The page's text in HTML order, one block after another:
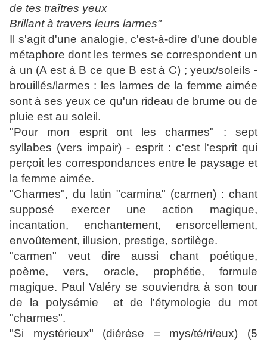
de tes traîtres yeux
Brillant à travers leurs larmes"
Il s'agit d'une analogie, c'est-à-dire d'une double
métaphore dont les termes se correspondent un
à un (A est à B ce que B est à C) ; yeux/soleils -
brouillés/larmes : les larmes de la femme aimée
sont à ses yeux ce qu'un rideau de brume ou de
pluie est au soleil.
"Pour mon esprit ont les charmes" : sept
syllabes (vers impair) - esprit : c'est l'esprit qui
perçoit les correspondances entre le paysage et
la femme aimée.
"Charmes", du latin "carmina" (carmen) : chant
supposé exercer une action magique,
incantation, enchantement, ensorcellement,
envoûtement, illusion, prestige, sortilège.
"carmen" veut dire aussi chant poétique,
poème, vers, oracle, prophétie, formule
magique. Paul Valéry se souviendra à son tour
de la polysémie et de l'étymologie du mot
"charmes".
"Si mystérieux" (diérèse = mys/té/ri/eux) (5